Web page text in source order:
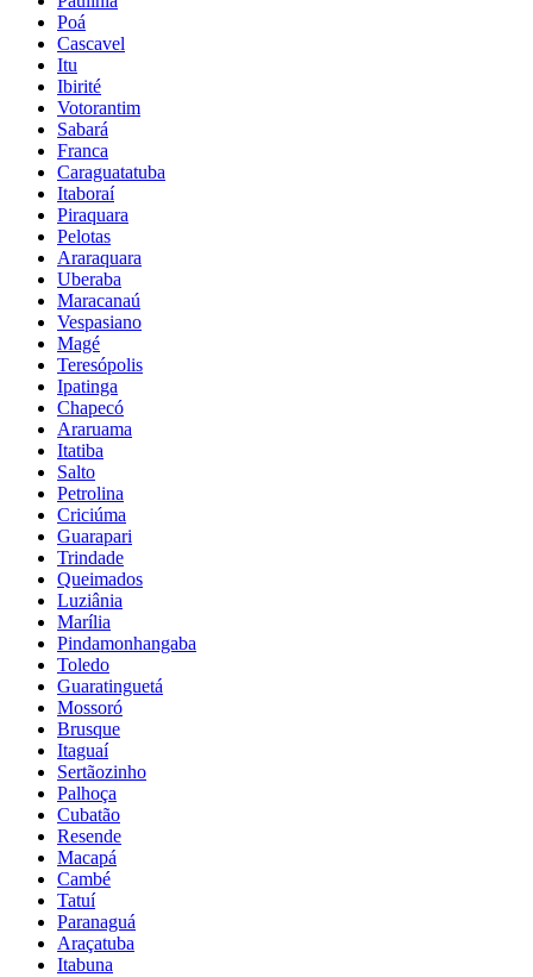
Poá
Cascavel
Itu
Ibirité
Votorantim
Sabará
Franca
Caraguatatuba
Itaboraí
Piraquara
Pelotas
Araraquara
Uberaba
Maracanaú
Vespasiano
Magé
Teresópolis
Ipatinga
Chapecó
Araruama
Itatiba
Salto
Petrolina
Criciúma
Guarapari
Trindade
Queimados
Luziânia
Marília
Pindamonhangaba
Toledo
Guaratinguetá
Mossoró
Brusque
Itaguaí
Sertãozinho
Palhoça
Cubatão
Resende
Macapá
Cambé
Tatuí
Paranaguá
Araçatuba
Itabuna